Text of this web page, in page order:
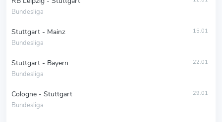
Bundesliga
Stuttgart - Mainz
Bundesliga
15.01
Stuttgart - Bayern
Bundesliga
22.01
Cologne - Stuttgart
Bundesliga
29.01